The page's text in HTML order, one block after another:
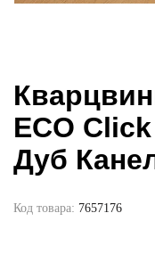
ECO
Дуб
Код товара: 7657176